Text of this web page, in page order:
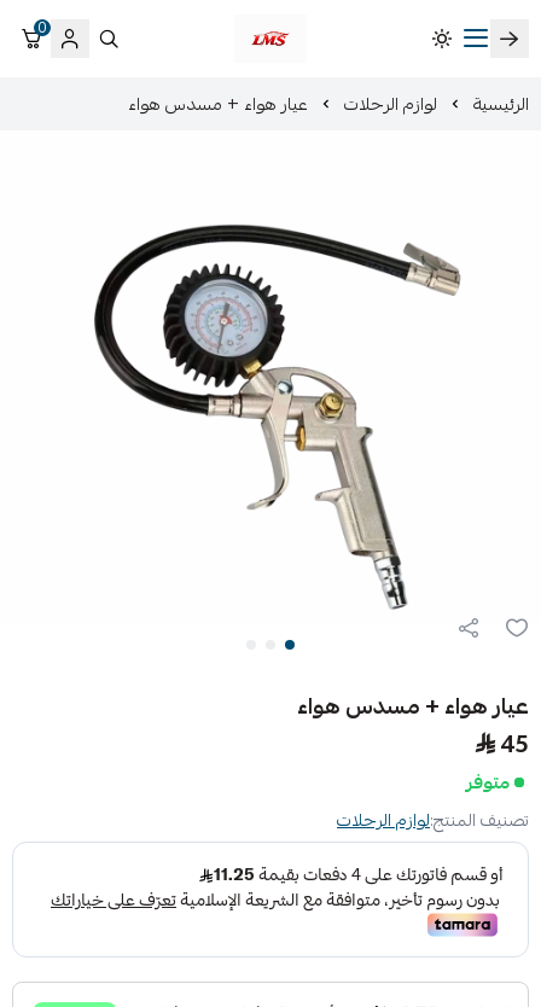
متجر لمسات الشرقية لزينة سيارات LMS
0
الرئيسية لوازم الرحلات عيار هواء + مسدس هواء
عيار هواء + مسدس هواء
45
متوفر
تصنيف المنتج:لوازم الرحلات